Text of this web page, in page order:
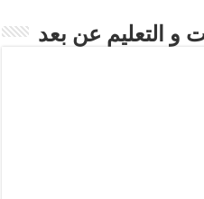
و التعليم عن بعد